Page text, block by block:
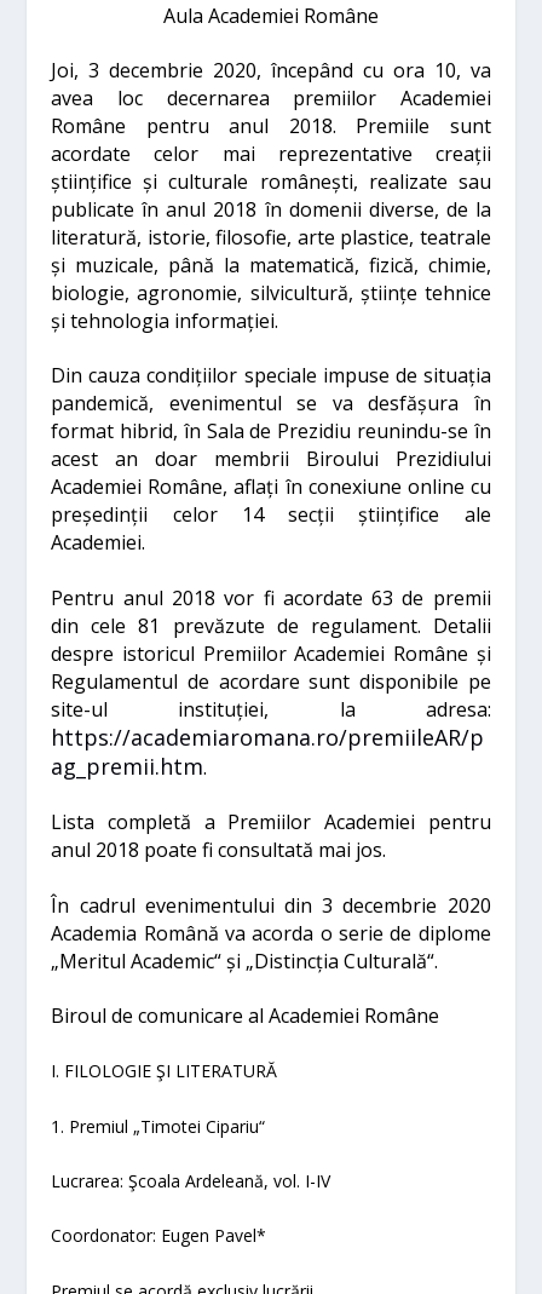
Aula Academiei Române
Joi, 3 decembrie 2020, începând cu ora 10, va
avea loc decernarea premiilor Academiei
Române pentru anul 2018. Premiile sunt
acordate celor mai reprezentative creații
științifice și culturale românești, realizate sau
publicate în anul 2018 în domenii diverse, de la
literatură, istorie, filosofie, arte plastice, teatrale
și muzicale, până la matematică, fizică, chimie,
biologie, agronomie, silvicultură, științe tehnice
și tehnologia informației.
Din cauza condițiilor speciale impuse de situația
pandemică, evenimentul se va desfășura în
format hibrid, în Sala de Prezidiu reunindu-se în
acest an doar membrii Biroului Prezidiului
Academiei Române, aflați în conexiune online cu
președinții celor 14 secții științifice ale
Academiei.
Pentru anul 2018 vor fi acordate 63 de premii
din cele 81 prevăzute de regulament. Detalii
despre istoricul Premiilor Academiei Române și
Regulamentul de acordare sunt disponibile pe
site-ul instituției, la adresa:
https://academiaromana.ro/premiileAR/p
ag_premii.htm.
Lista completă a Premiilor Academiei pentru
anul 2018 poate fi consultată mai jos.
În cadrul evenimentului din 3 decembrie 2020
Academia Română va acorda o serie de diplome
„Meritul Academic“ și „Distincţia Culturală“.
Biroul de comunicare al Academiei Române
I. FILOLOGIE ŞI LITERATURĂ
1. Premiul „Timotei Cipariu“
Lucrarea:Şcoala Ardeleană, vol. I-IV
Coordonator: Eugen Pavel*